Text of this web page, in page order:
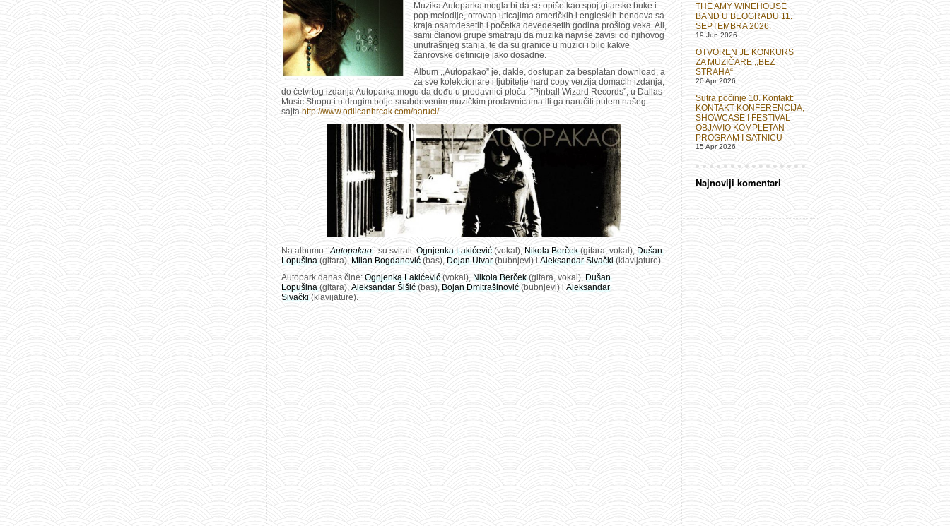
Muzika Autoparka mogla bi da se opiše kao spoj gitarske buke i
pop melodije, otrovan uticajima američkih i engleskih bendova sa
kraja osamdesetih i početka devedesetih godina prošlog veka. Ali,
sami članovi grupe smatraju da muzika najviše zavisi od njihovog
unutrašnjeg stanja, te da su granice u muzici i bilo kakve
žanrovske definicije jako dosadne.
Album ,,Autopakao” je, dakle, dostupan za besplatan download, a
za sve kolekcionare i ljubitelje hard copy verzija domaćih izdanja,
do četvrtog izdanja Autoparka mogu da dođu u prodavnici ploča ,”Pinball Wizard Records”, u Dallas
Music Shopu i u drugim bolje snabdevenim muzičkim prodavnicama ili ga naručiti putem našeg
sajta http://www.odlicanhrcak.com/naruci/
Na albumu ‘’Autopakao’’ su svirali: Ognjenka Lakićević(vokal), Nikola Berček(gitara, vokal), Dušan
Lopušina(gitara), Milan Bogdanović(bas), Dejan Utvar(bubnjevi) i Aleksandar Sivački(klavijature).
Autopark danas čine: Ognjenka Lakićević (vokal), Nikola Berček(gitara, vokal), Dušan
Lopušina(gitara), Aleksandar Šišić (bas), Bojan Dmitrašinović(bubnjevi) i Aleksandar
Sivački(klavijature).
THE AMY WINEHOUSE
BAND U BEOGRADU 11.
SEPTEMBRA 2026.
19 Jun 2026
OTVOREN JE KONKURS
ZA MUZIČARE ,,BEZ
STRAHA“
20 Apr 2026
Sutra počinje 10. Kontakt:
KONTAKT KONFERENCIJA,
SHOWCASE I FESTIVAL
OBJAVIO KOMPLETAN
PROGRAM I SATNICU
15 Apr 2026
Najnoviji komentari